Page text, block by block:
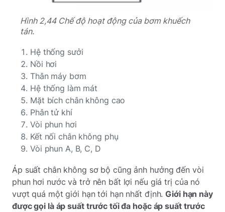
Hình 2,44 Chế độ hoạt động của bơm khuếch
tán.
Hệ thống sưởi
Nồi hơi
Thân máy bơm
Hệ thống làm mát
Mặt bích chân không cao
Phân tử khí
Vòi phun hơi
Kết nối chân không phụ
Vòi phun A, B, C, D
Áp suất chân không sơ bộ cũng ảnh hưởng đến vòi
phun hơi nước và trở nên bất lợi nếu giá trị của nó
vượt quá một giới hạn tới hạn nhất định.Giới hạn này
được gọi là áp suất trước tối đa hoặc áp suất trước